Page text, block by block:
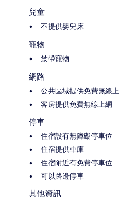
兒童
不提供嬰兒床
寵物
禁帶寵物
網路
公共區域提供免費無線
客房提供免費無線上網
停車
住宿設有無障礙停車位
住宿提供車庫
住宿附近有免費停車位
可以路邊停車
其他資訊